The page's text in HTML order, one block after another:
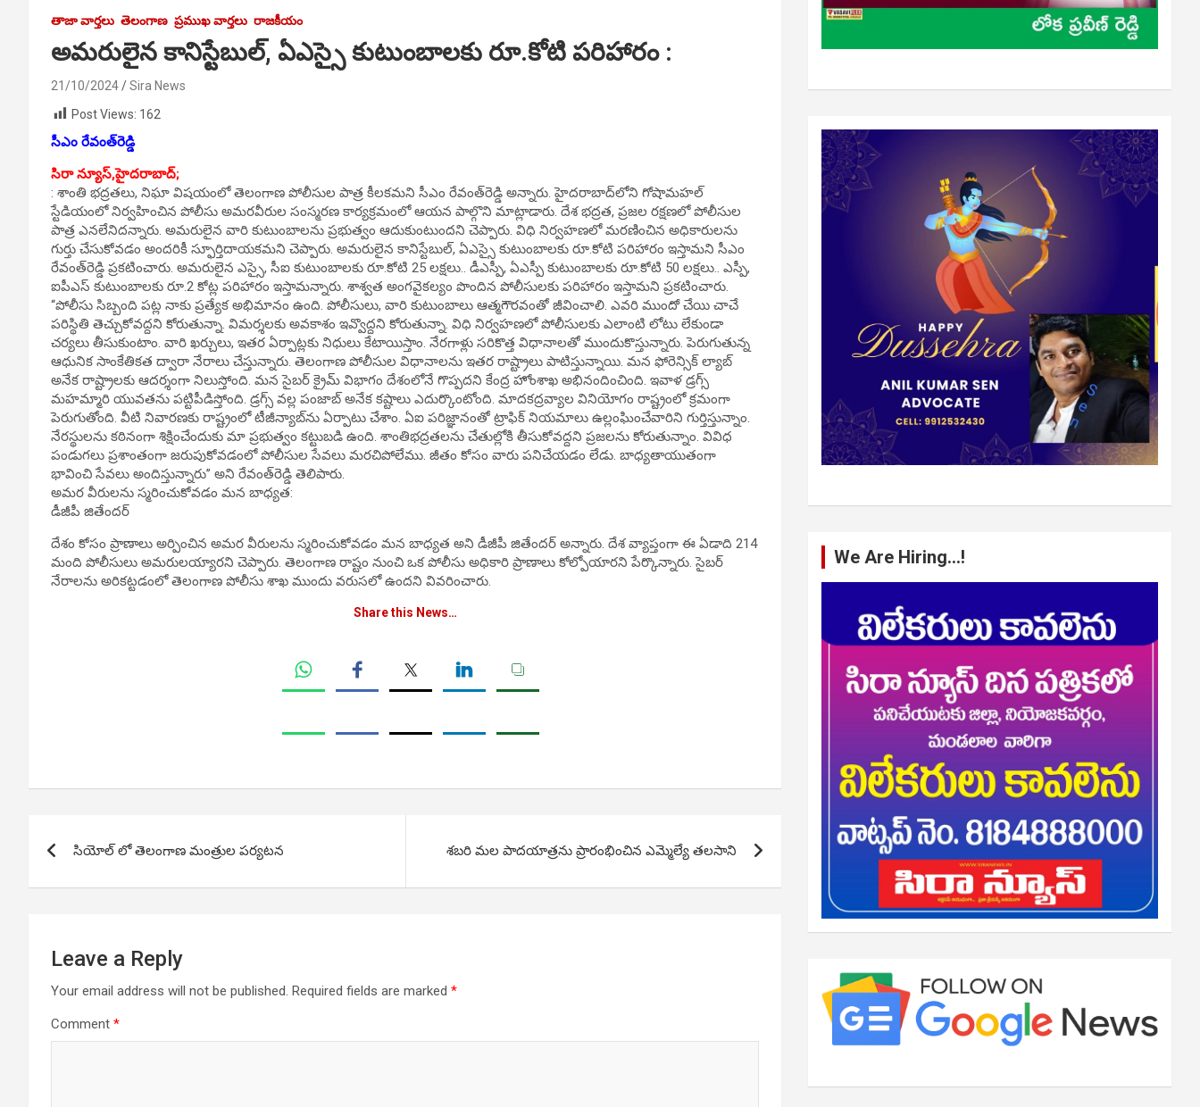
తాజా వార్తలు తెలంగాణ ప్రముఖ వార్తలు రాజకీయం
అమరులైన కానిస్టేబుల్‌, ఏఎస్సై కుటుంబాలకు రూ.కోటి పరిహారం :
21/10/2024
Sira News
Post Views: 162
సీఎం రేవంత్‌రెడ్డి
సిరా న్యూస్,హైదరాబాద్‌;
: శాంతి భద్రతలు, నిఘా విషయంలో తెలంగాణ పోలీసుల పాత్ర కీలకమని సీఎం రేవంత్‌రెడ్డి అన్నారు. హైదరాబాద్‌లోని గోషామహల్‌
స్టేడియంలో నిర్వహించిన పోలీసు అమరవీరుల సంస్మరణ కార్యక్రమంలో ఆయన పాల్గొని మాట్లాడారు. దేశ భద్రత, ప్రజల రక్షణలో పోలీసుల
పాత్ర ఎనలేనిదన్నారు. అమరులైన వారి కుటుంబాలను ప్రభుత్వం ఆదుకుంటుందని చెప్పారు. విధి నిర్వహణలో మరణించిన అధికారులను
గుర్తు చేసుకోవడం అందరికీ స్ఫూర్తిదాయకమని చెప్పారు. అమరులైన కానిస్టేబుల్‌, ఏఎస్సై కుటుంబాలకు రూ.కోటి పరిహారం ఇస్తామని సీఎం
రేవంత్‌రెడ్డి ప్రకటించారు. అమరులైన ఎస్సై, సీఐ కుటుంబాలకు రూ.కోటి 25 లక్షలు.. డీఎస్పీ, ఏఎస్పీ కుటుంబాలకు రూ.కోటి 50 లక్షలు.. ఎస్పీ,
ఐపీఎస్‌ కుటుంబాలకు రూ.2 కోట్ల పరిహారం ఇస్తామన్నారు. శాశ్వత అంగవైకల్యం పొందిన పోలీసులకు పరిహారం ఇస్తామని ప్రకటించారు.
‘‘పోలీసు సిబ్బంది పట్ల నాకు ప్రత్యేక అభిమానం ఉంది. పోలీసులు, వారి కుటుంబాలు ఆత్మగౌరవంతో జీవించాలి. ఎవరి ముందో చేయి చాచే
పరిస్థితి తెచ్చుకోవద్దని కోరుతున్నా. విమర్శలకు అవకాశం ఇవ్వొద్దని కోరుతున్నా. విధి నిర్వహణలో పోలీసులకు ఎలాంటి లోటు లేకుండా
చర్యలు తీసుకుంటాం. వారి ఖర్చులు, ఇతర ఏర్పాట్లకు నిధులు కేటాయిస్తాం. నేరగాళ్లు సరికొత్త విధానాలతో ముందుకొస్తున్నారు. పెరుగుతున్న
ఆధునిక సాంకేతికత ద్వారా నేరాలు చేస్తున్నారు. తెలంగాణ పోలీసుల విధానాలను ఇతర రాష్ట్రాలు పాటిస్తున్నాయి. మన ఫోరెన్సిక్‌ ల్యాబ్‌
అనేక రాష్ట్రాలకు ఆదర్శంగా నిలుస్తోంది. మన సైబర్‌ క్రైమ్‌ విభాగం దేశంలోనే గొప్పదని కేంద్ర హోంశాఖ అభినందించింది. ఇవాళ డ్రగ్స్‌
మహమ్మారి యువతను పట్టిపీడిస్తోంది. డ్రగ్స్‌ వల్ల పంజాబ్‌ అనేక కష్టాలు ఎదుర్కొంటోంది. మాదకద్రవ్యాల వినియోగం రాష్ట్రంలో క్రమంగా
పెరుగుతోంది. వీటి నివారణకు రాష్ట్రంలో టీజీన్యాబ్‌ను ఏర్పాటు చేశాం. ఏఐ పరిజ్ఞానంతో ట్రాఫిక్‌ నియమాలు ఉల్లంఘించేవారిని గుర్తిస్తున్నాం.
నేరస్థులను కఠినంగా శిక్షించేందుకు మా ప్రభుత్వం కట్టుబడి ఉంది. శాంతిభద్రతలను చేతుల్లోకి తీసుకోవద్దని ప్రజలను కోరుతున్నాం. వివిధ
పండుగలు ప్రశాంతంగా జరుపుకోవడంలో పోలీసుల సేవలు మరచిపోలేము. జీతం కోసం వారు పనిచేయడం లేడు. బాధ్యతాయుతంగా
భావించి సేవలు అందిస్తున్నారు’’ అని రేవంత్‌రెడ్డి తెలిపారు.
అమర వీరులను స్మరించుకోవడం మన బాధ్యత:
డీజీపీ జితేందర్‌
దేశం కోసం ప్రాణాలు అర్పించిన అమర వీరులను స్మరించుకోవడం మన బాధ్యత అని డీజీపీ జితేందర్‌ అన్నారు. దేశ వ్యాప్తంగా ఈ ఏడాది 214
మంది పోలీసులు అమరులయ్యారని చెప్పారు. తెలంగాణ రాష్టం నుంచి ఒక పోలీసు అధికారి ప్రాణాలు కోల్పోయారని పేర్కొన్నారు. సైబర్
నేరాలను అరికట్టడంలో తెలంగాణ పోలీసు శాఖ ముందు వరుసలో ఉందని వివరించారు.
Share this News…
navigation
సియోల్ లో తెలంగాణ మంత్రుల పర్యటన శబరి మల పాదయాత్రను ప్రారంభించిన ఎమ్మెల్యే తలసాని
Leave a Reply
Your email address will not be published. Required fields are marked *
Comment *
We Are Hiring…!